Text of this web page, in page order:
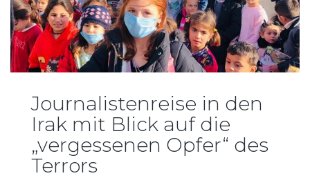
Journalistenreise in den
Irak mit Blick auf die
„vergessenen Opfer“ des
Terrors